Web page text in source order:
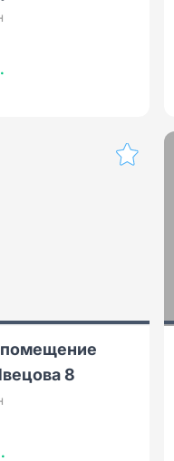
помещение
8